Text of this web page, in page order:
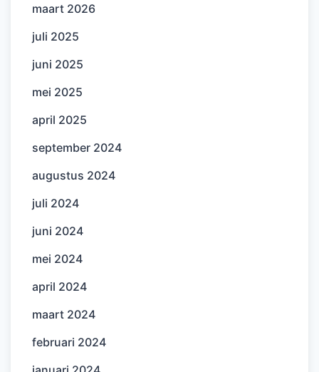
maart 2026
juli 2025
juni 2025
mei 2025
april 2025
september 2024
augustus 2024
juli 2024
juni 2024
mei 2024
april 2024
maart 2024
februari 2024